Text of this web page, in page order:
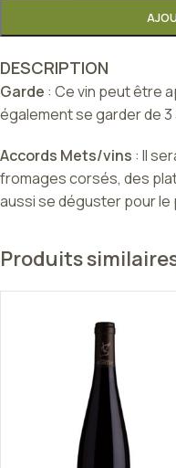
DESCRIPTION
Garde : Ce vin peut être
également se garder de 3
Accords Mets/vins : Il
fromages corsés, des
aussi se déguster pour le
Produits